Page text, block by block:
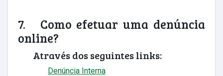
7. Como efetuar uma denúncia
online?
Através dos seguintes links:
Denúncia Interna